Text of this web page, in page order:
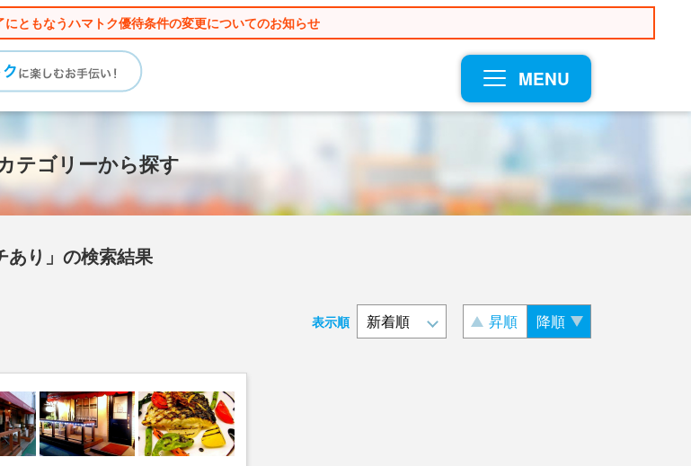
ともなうハマトク優待条件の変更についてのお知らせ
MENU
テゴリーから探す
あり」の検索結果
表示順 昇順 降順